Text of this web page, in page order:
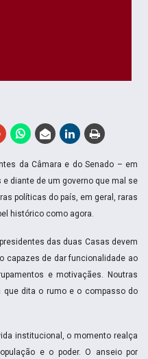
da Câmara e do Senado – em
diante de um governo que mal se
políticas do país, em geral, raras
histórico como agora.
das duas Casas devem
capazes de dar funcionalidade ao
e motivaçães. Noutras
dita o rumo e o compasso do
institucional, o momento realça
e o poder. O anseio por